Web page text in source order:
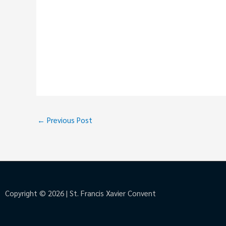
← Previous Post
Copyright © 2026 | St. Francis Xavier Convent